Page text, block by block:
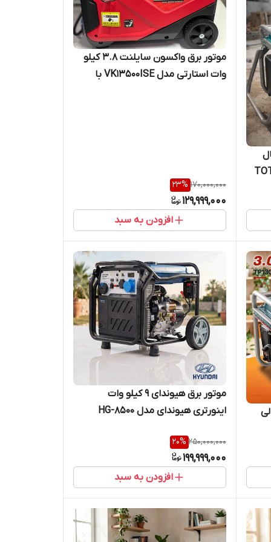
موتور برق واکسون سایلنت ۳.۸ کیلو
وات استارتی مدل VK13500ISE با
170,000,000
23%
129,999,000
افزودن به سبد
موتور برق هیوندای 9 کیلو وات
اینورتری هیوندای مدل HG-8500
250,000,000
20%
199,999,000
افزودن به سبد